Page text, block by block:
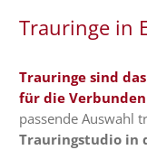
Trauringe in
Trauringe sind
für die
passende Auswahl
Trauringstudio in